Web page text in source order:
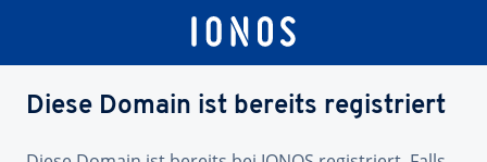
Diese Domain ist bereits registriert